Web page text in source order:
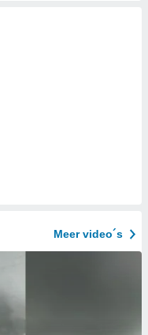
Meer video´s